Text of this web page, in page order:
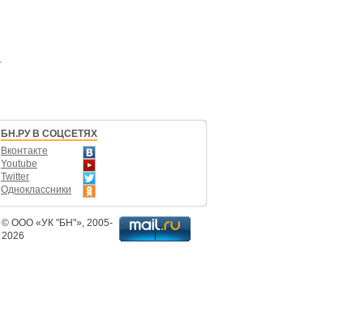
БН.РУ В СОЦСЕТЯХ
Вконтакте
Youtube
Twitter
Одноклассники
© ООО «УК "БН"», 2005-
2026